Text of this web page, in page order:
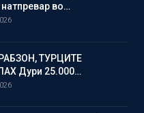
во…
ТУРЦИТЕ
Дури 25.000…